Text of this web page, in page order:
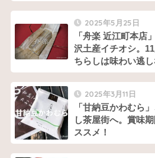
2025年5月25日
「舟楽 近江町本店
沢土産イチオシ。
ちらしは味わい逃
ースあり
2025年3月11日
「甘納豆かわむら
し茶屋街へ。賞味
ススメ！